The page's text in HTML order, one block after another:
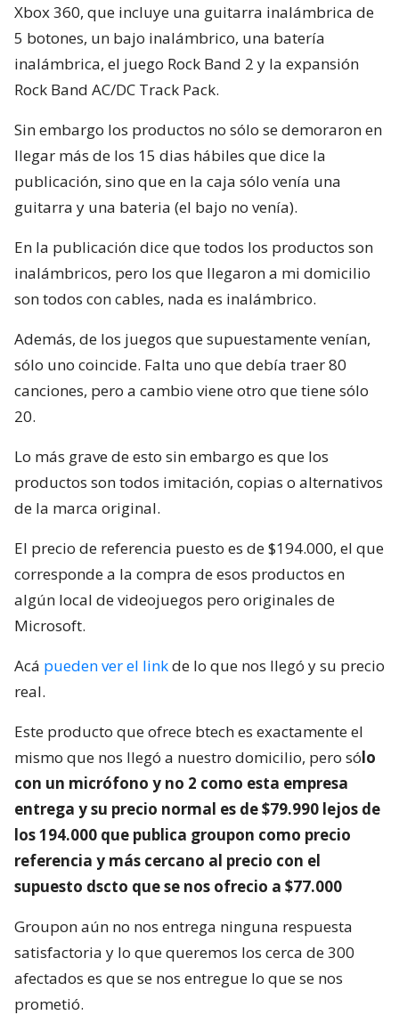
Xbox 360, que incluye una guitarra inalámbrica de
5 botones, un bajo inalámbrico, una batería
inalámbrica, el juego Rock Band 2 y la expansión
Rock Band AC/DC Track Pack.
Sin embargo los productos no sólo se demoraron en
llegar más de los 15 dias hábiles que dice la
publicación, sino que en la caja sólo venía una
guitarra y una bateria (el bajo no venía).
En la publicación dice que todos los productos son
inalámbricos, pero los que llegaron a mi domicilio
son todos con cables, nada es inalámbrico.
Además, de los juegos que supuestamente venían,
sólo uno coincide. Falta uno que debía traer 80
canciones, pero a cambio viene otro que tiene sólo
20.
Lo más grave de esto sin embargo es que los
productos son todos imitación, copias o alternativos
de la marca original.
El precio de referencia puesto es de $194.000, el que
corresponde a la compra de esos productos en
algún local de videojuegos pero originales de
Microsoft.
Acá pueden ver el linkde lo que nos llegó y su precio
real.
Este producto que ofrece btech es exactamente el
mismo que nos llegó a nuestro domicilio, pero sólo
con un micrófono y no 2 como esta empresa
entrega y su precio normal es de $79.990 lejos de
los 194.000 que publica groupon como precio
referencia y más cercano al precio con el
supuesto dscto que se nos ofrecio a $77.000
Groupon aún no nos entrega ninguna respuesta
satisfactoria y lo que queremos los cerca de 300
afectados es que se nos entregue lo que se nos
prometió.